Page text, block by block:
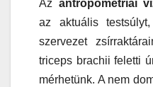
Az antropometriai
az aktuális
szervezet
triceps brachii feletti
mérhetünk. A nem